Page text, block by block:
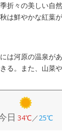
折々の美しい自
は鮮やかな紅葉が
は河原の温泉が
る。また、山菜
日 34℃／25℃